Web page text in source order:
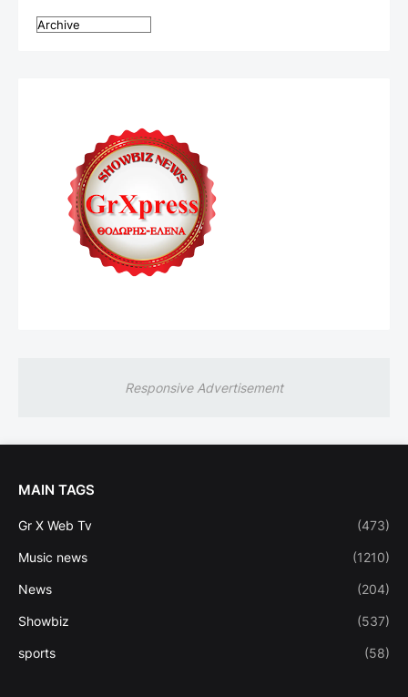
Responsive Advertisement
MAIN TAGS
Gr X Web Tv (473)
Music news (1210)
News (204)
Showbiz (537)
sports (58)